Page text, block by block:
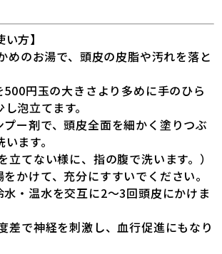
方】
のお湯で、頭皮の皮脂や汚れを落と
円玉の大きさより多めに手のひら
泡立てます。
ー剤で、頭皮全面を細かく塗りつぶ
ます。
立てない様に、指の腹で洗います。）
かけて、充分にすすいでください。
・温水を交互に2〜3回頭皮にかけま
差で神経を刺激し、血行促進にもなり